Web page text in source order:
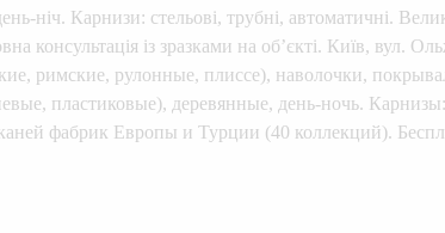
ніч. Карнизи: стельові, трубні, автоматичні.
консультація із зразками на об’єкті. Київ, вул.
римские, рулонные, плиссе), наволочки,
пластиковые), деревянные, день-ночь.
фабрик Европы и Турции (40 коллекций).